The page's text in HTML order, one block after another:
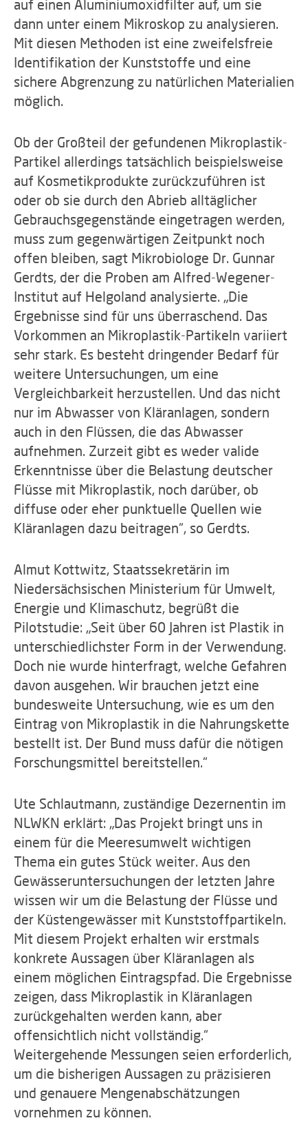
auf einen Aluminiumoxidfilter auf, um sie
dann unter einem Mikroskop zu analysieren.
Mit diesen Methoden ist eine zweifelsfreie
Identifikation der Kunststoffe und eine
sichere Abgrenzung zu natürlichen Materialien
möglich.
Ob der Großteil der gefundenen Mikroplastik-
Partikel allerdings tatsächlich beispielsweise
auf Kosmetikprodukte zurückzuführen ist
oder ob sie durch den Abrieb alltäglicher
Gebrauchsgegenstände eingetragen werden,
muss zum gegenwärtigen Zeitpunkt noch
offen bleiben, sagt Mikrobiologe Dr. Gunnar
Gerdts, der die Proben am Alfred-Wegener-
Institut auf Helgoland analysierte. „Die
Ergebnisse sind für uns überraschend. Das
Vorkommen an Mikroplastik-Partikeln variiert
sehr stark. Es besteht dringender Bedarf für
weitere Untersuchungen, um eine
Vergleichbarkeit herzustellen. Und das nicht
nur im Abwasser von Kläranlagen, sondern
auch in den Flüssen, die das Abwasser
aufnehmen. Zurzeit gibt es weder valide
Erkenntnisse über die Belastung deutscher
Flüsse mit Mikroplastik, noch darüber, ob
diffuse oder eher punktuelle Quellen wie
Kläranlagen dazu beitragen“, so Gerdts.
Almut Kottwitz, Staatssekretärin im
Niedersächsischen Ministerium für Umwelt,
Energie und Klimaschutz, begrüßt die
Pilotstudie: „Seit über 60 Jahren ist Plastik in
unterschiedlichster Form in der Verwendung.
Doch nie wurde hinterfragt, welche Gefahren
davon ausgehen. Wir brauchen jetzt eine
bundesweite Untersuchung, wie es um den
Eintrag von Mikroplastik in die Nahrungskette
bestellt ist. Der Bund muss dafür die nötigen
Forschungsmittel bereitstellen.“
Ute Schlautmann, zuständige Dezernentin im
NLWKN erklärt: „Das Projekt bringt uns in
einem für die Meeresumwelt wichtigen
Thema ein gutes Stück weiter. Aus den
Gewässeruntersuchungen der letzten Jahre
wissen wir um die Belastung der Flüsse und
der Küstengewässer mit Kunststoffpartikeln.
Mit diesem Projekt erhalten wir erstmals
konkrete Aussagen über Kläranlagen als
einem möglichen Eintragspfad. Die Ergebnisse
zeigen, dass Mikroplastik in Kläranlagen
zurückgehalten werden kann, aber
offensichtlich nicht vollständig.“
Weitergehende Messungen seien erforderlich,
um die bisherigen Aussagen zu präzisieren
und genauere Mengenabschätzungen
vornehmen zu können.